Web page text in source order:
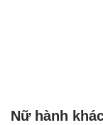
Nữ hành